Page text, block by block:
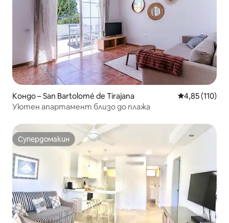
Кондо – San Bartolomé de Tirajana Средна
4,85 (110)
Уютен апартамент близо до плажа
Супердомакин
Супердомакин